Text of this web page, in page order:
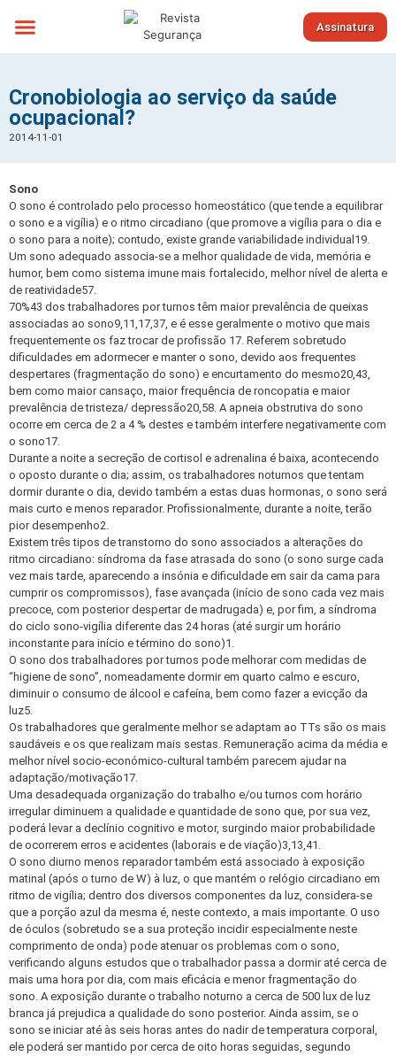
Assinatura
Cronobiologia ao serviço da saúde
ocupacional?
2014-11-01
Sono
O sono é controlado pelo processo homeostático (que tende a equilibrar
o sono e a vigília) e o ritmo circadiano (que promove a vigília para o dia e
o sono para a noite); contudo, existe grande variabilidade individual19.
Um sono adequado associa-se a melhor qualidade de vida, memória e
humor, bem como sistema imune mais fortalecido, melhor nível de alerta e
de reatividade57.
70%43 dos trabalhadores por turnos têm maior prevalência de queixas
associadas ao sono9,11,17,37, e é esse geralmente o motivo que mais
frequentemente os faz trocar de profissão 17. Referem sobretudo
dificuldades em adormecer e manter o sono, devido aos frequentes
despertares (fragmentação do sono) e encurtamento do mesmo20,43,
bem como maior cansaço, maior frequência de roncopatia e maior
prevalência de tristeza/ depressão20,58. A apneia obstrutiva do sono
ocorre em cerca de 2 a 4 % destes e também interfere negativamente com
o sono17.
Durante a noite a secreção de cortisol e adrenalina é baixa, acontecendo
o oposto durante o dia; assim, os trabalhadores noturnos que tentam
dormir durante o dia, devido também a estas duas hormonas, o sono será
mais curto e menos reparador. Profissionalmente, durante a noite, terão
pior desempenho2.
Existem três tipos de transtorno do sono associados a alterações do
ritmo circadiano: síndroma da fase atrasada do sono (o sono surge cada
vez mais tarde, aparecendo a insónia e dificuldade em sair da cama para
cumprir os compromissos), fase avançada (início de sono cada vez mais
precoce, com posterior despertar de madrugada) e, por fim, a síndroma
do ciclo sono-vigília diferente das 24 horas (até surgir um horário
inconstante para início e término do sono)1.
O sono dos trabalhadores por turnos pode melhorar com medidas de
“higiene de sono”, nomeadamente dormir em quarto calmo e escuro,
diminuir o consumo de álcool e cafeína, bem como fazer a evicção da
luz5.
Os trabalhadores que geralmente melhor se adaptam ao TTs são os mais
saudáveis e os que realizam mais sestas. Remuneração acima da média e
melhor nível socio-económico-cultural também parecem ajudar na
adaptação/motivação17.
Uma desadequada organização do trabalho e/ou turnos com horário
irregular diminuem a qualidade e quantidade de sono que, por sua vez,
poderá levar a declínio cognitivo e motor, surgindo maior probabilidade
de ocorrerem erros e acidentes (laborais e de viação)3,13,41.
O sono diurno menos reparador também está associado à exposição
matinal (após o turno de W) à luz, o que mantém o relógio circadiano em
ritmo de vigília; dentro dos diversos componentes da luz, considera-se
que a porção azul da mesma é, neste contexto, a mais importante. O uso
de óculos (sobretudo se a sua proteção incidir especialmente neste
comprimento de onda) pode atenuar os problemas com o sono,
verificando alguns estudos que o trabalhador passa a dormir até cerca de
mais uma hora por dia, com mais eficácia e menor fragmentação do
sono. A exposição durante o trabalho noturno a cerca de 500 lux de luz
branca já prejudica a qualidade do sono posterior. Ainda assim, se o
sono se iniciar até às seis horas antes do nadir de temperatura corporal,
ele poderá ser mantido por cerca de oito horas seguidas, segundo